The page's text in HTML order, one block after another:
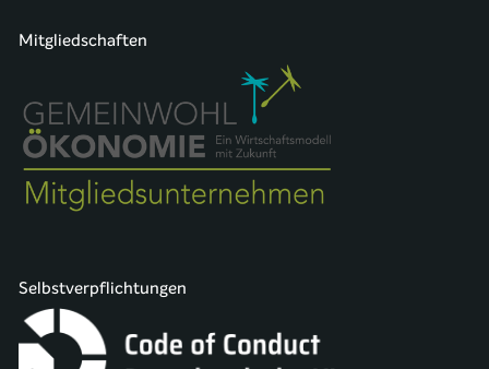
Mitgliedschaften
Selbstverpflichtungen